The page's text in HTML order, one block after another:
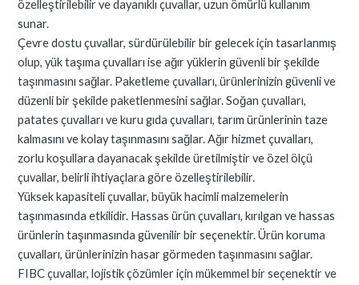
özelleştirilebilir ve dayanıklı çuvallar, uzun ömürlü kullanım
sunar.
Çevre dostu çuvallar, sürdürülebilir bir gelecek için tasarlanmış
olup, yük taşıma çuvalları ise ağır yüklerin güvenli bir şekilde
taşınmasını sağlar. Paketleme çuvalları, ürünlerinizin güvenli ve
düzenli bir şekilde paketlenmesini sağlar. Soğan çuvalları,
patates çuvalları ve kuru gıda çuvalları, tarım ürünlerinin taze
kalmasını ve kolay taşınmasını sağlar. Ağır hizmet çuvalları,
zorlu koşullara dayanacak şekilde üretilmiştir ve özel ölçü
çuvallar, belirli ihtiyaçlara göre özelleştirilebilir.
Yüksek kapasiteli çuvallar, büyük hacimli malzemelerin
taşınmasında etkilidir. Hassas ürün çuvalları, kırılgan ve hassas
ürünlerin taşınmasında güvenilir bir seçenektir. Ürün koruma
çuvalları, ürünlerinizin hasar görmeden taşınmasını sağlar.
FIBC çuvallar, lojistik çözümler için mükemmel bir seçenektir ve